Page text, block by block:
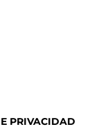
PRIVACIDAD